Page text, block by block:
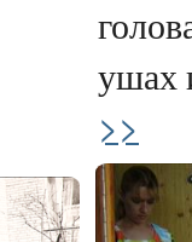
ушах
>>